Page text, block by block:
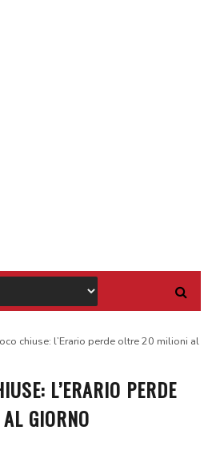
chiuse: l’Erario perde oltre 20 milioni al
L’ERARIO PERDE
GIORNO